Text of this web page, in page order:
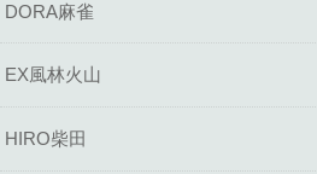
DORA麻雀
EX風林火山
HIRO柴田